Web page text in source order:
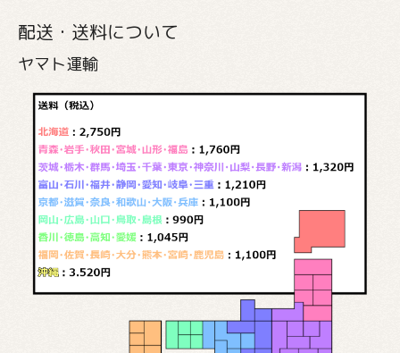
配送・送料について
ヤマト運輸